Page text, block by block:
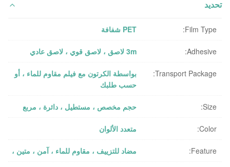
ج: يرجى الاتصال بنا وشرح طلب ومواصفات طلبك ، وسوف نقدم لك أفضل
الأسعار.
س: ما هي الشهادات التي لديك؟
ج: الآن لدينا ISO9001 ، SGS ، UL ، TUV.
تحديد
Film Type: PET شفافة
Adhesive: 3m لاصق ، لاصق قوي ، لاصق عادي
Transport Package:
بواسطة الكرتون مع فيلم مقاوم للماء ، أو
حسب طلبك
Size: حجم مخصص ، مستطيل ، دائرة ، مربع
Color: متعدد الألوان
Feature: مضاد للتزييف ، مقاوم للماء ، آمن ، متين ،